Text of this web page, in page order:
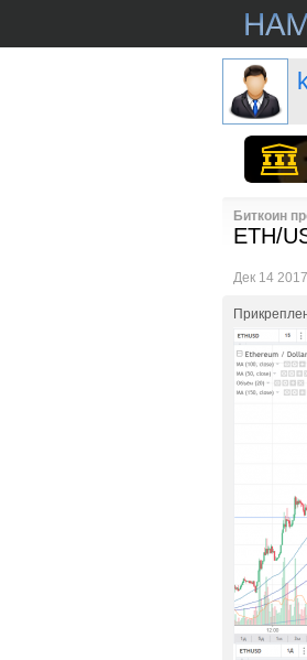
Биткоин
ETH/
Дек 14